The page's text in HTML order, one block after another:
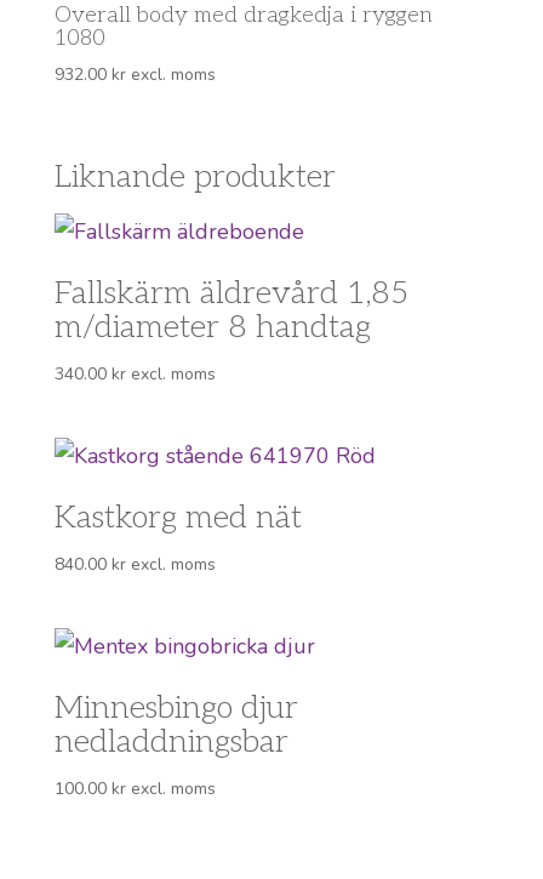
Overall body med dragkedja i ryggen
1080
932.00 krexcl. moms
Liknande produkter
Fallskärm äldrevård 1,85
m/diameter 8 handtag
340.00 krexcl. moms
Kastkorg med nät
840.00 krexcl. moms
Minnesbingo djur
nedladdningsbar
100.00 krexcl. moms